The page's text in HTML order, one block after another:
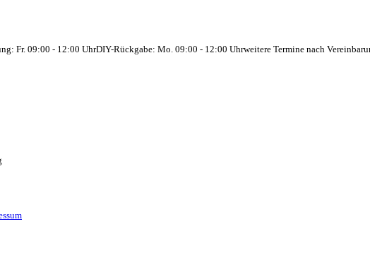
Fr. 09:00 - 12:00 UhrDIY-Rückgabe: Mo. 09:00 - 12:00 Uhrweitere Termine nach